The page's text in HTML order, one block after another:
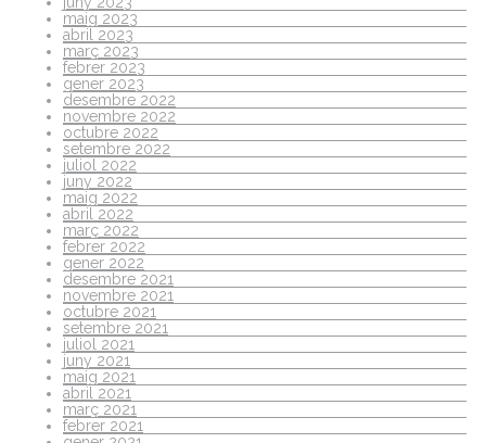
maig 2023
abril 2023
març 2023
febrer 2023
gener 2023
desembre 2022
novembre 2022
octubre 2022
setembre 2022
juliol 2022
juny 2022
maig 2022
abril 2022
març 2022
febrer 2022
gener 2022
desembre 2021
novembre 2021
octubre 2021
setembre 2021
juliol 2021
juny 2021
maig 2021
abril 2021
març 2021
febrer 2021